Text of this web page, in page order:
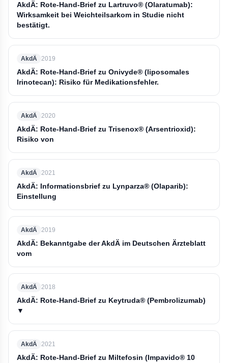
AkdÄ: Rote-Hand-Brief zu Lartruvo® (Olaratumab):
Wirksamkeit bei Weichteilsarkom in Studie nicht
bestätigt.
AkdÄ 2019
AkdÄ: Rote-Hand-Brief zu Onivyde® (liposomales
Irinotecan): Risiko für Medikationsfehler.
AkdÄ 2020
AkdÄ: Rote-Hand-Brief zu Trisenox® (Arsentrioxid):
Risiko von
AkdÄ 2021
AkdÄ: Informationsbrief zu Lynparza® (Olaparib):
Einstellung
AkdÄ 2019
AkdÄ: Bekanntgabe der AkdÄ im Deutschen Ärzteblatt
vom
AkdÄ 2018
AkdÄ: Rote-Hand-Brief zu Keytruda® (Pembrolizumab)
▼
AkdÄ 2021
AkdÄ: Rote-Hand-Brief zu Miltefosin (Impavido® 10